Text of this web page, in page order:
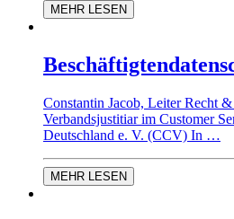
MEHR LESEN
Constantin Jacob, Leiter Recht
Verbandsjustitiar im Customer
Deutschland e. V. (CCV) In …
MEHR LESEN